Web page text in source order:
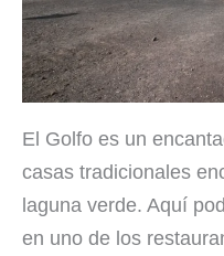
El Golfo es un
casas tradicionales
laguna verde. Aquí
en uno de los